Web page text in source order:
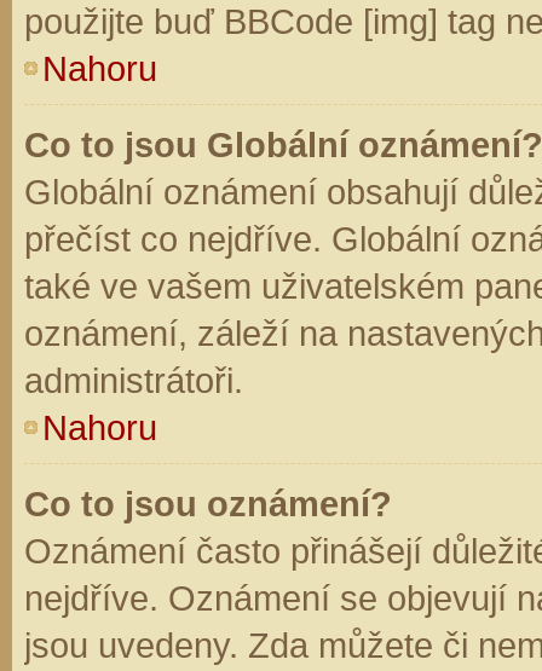
použijte buď BBCode [img] tag
Nahoru
Co to jsou Globální oznámení?
Globální oznámení obsahují
přečíst co nejdříve. Globální
také ve vašem uživatelském
oznámení, záleží na
administrátoři.
Nahoru
Co to jsou oznámení?
Oznámení často přinášejí
nejdříve. Oznámení se objevují
jsou uvedeny. Zda můžete či